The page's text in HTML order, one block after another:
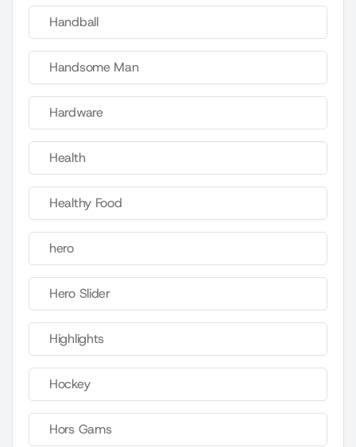
Handball
Handsome Man
Hardware
Health
Healthy Food
hero
Hero Slider
Highlights
Hockey
Hors Gams